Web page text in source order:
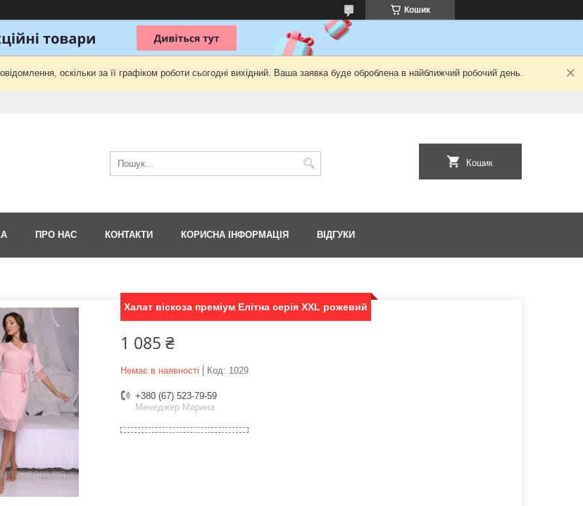
Кошик
оскільки за її графіком роботи сьогодні вихідний. Ваша заявка буде оброблена в найближчий робочий день.
Кошик
ПРО НАС КОНТАКТИ КОРИСНА ІНФОРМАЦІЯ ВІДГУКИ
Халат віскоза преміум Елітна серія XХL рожевий
1 085 ₴
Немає в наявності Код: 1029
+380 (67) 523-79-59
Менеджер Марина